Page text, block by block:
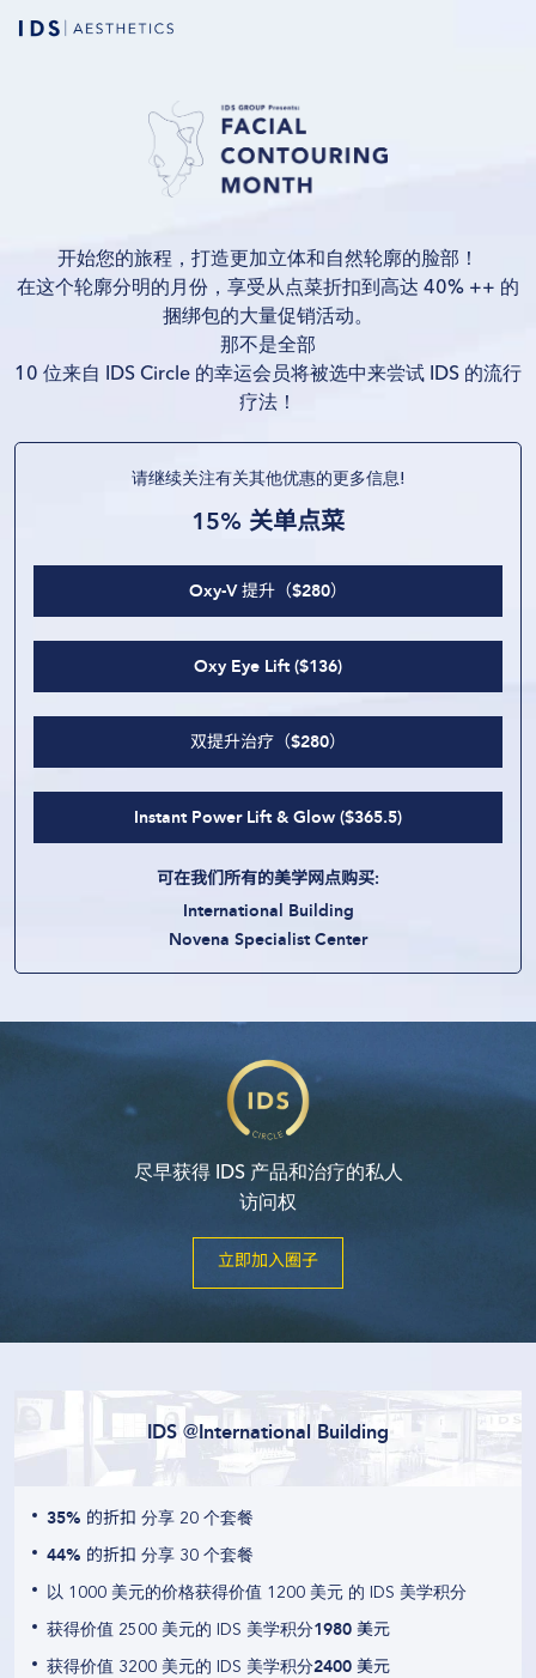
开始您的旅程，打造更加立体和自然轮廓的脸部！
在这个轮廓分明的月份，享受从点菜折扣到高达 40% ++ 的
捆绑包的大量促销活动。
那不是全部
10 位来自 IDS Circle 的幸运会员将被选中来尝试 IDS 的流行
疗法！
请继续关注有关其他优惠的更多信息!
15% 关单点菜
Oxy-V 提升（$280）
Oxy Eye Lift ($136)
双提升治疗（$280）
Instant Power Lift & Glow ($365.5)
可在我们所有的美学网点购买:
International Building
Novena Specialist Center
尽早获得 IDS 产品和治疗的私人
访问权
立即加入圈子
IDS @International Building
35% 的折扣 分享 20 个套餐
44% 的折扣 分享 30 个套餐
以 1000 美元的价格获得价值 1200 美元 的 IDS 美学积分
获得价值 2500 美元的 IDS 美学积分1980 美元
获得价值 3200 美元的 IDS 美学积分2400 美元